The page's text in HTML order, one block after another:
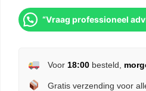
“Vraag professioneel
Voor 18:00besteld,
Gratis verzending voor